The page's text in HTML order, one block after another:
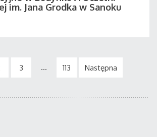
im. Jana Grodka w Sanoku
3 ... 113 Następna